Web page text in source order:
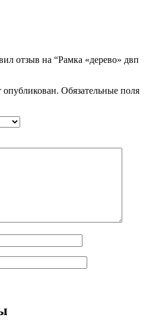
отзыв на “Рамка «дерево» двп
опубликован. Обязательные поля